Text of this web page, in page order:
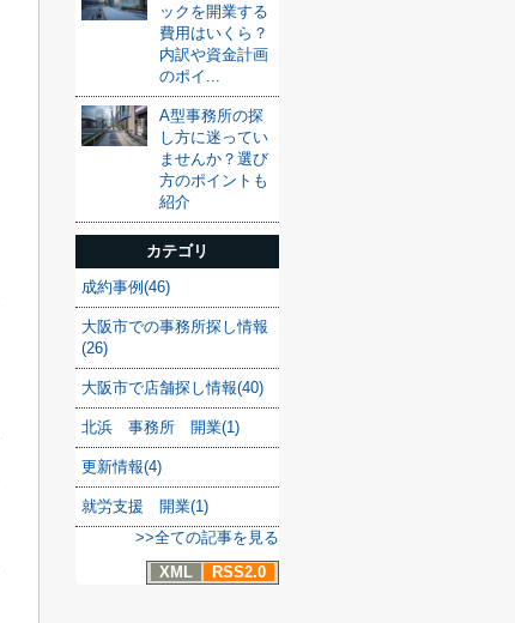
ックを開業する
費用はいくら？
内訳や資金計画
のポイ...
A型事務所の探
し方に迷ってい
ませんか？選び
方のポイントも
紹介
カテゴリ
成約事例(46)
大阪市での事務所探し情報
(26)
大阪市で店舗探し情報(40)
北浜 事務所 開業(1)
更新情報(4)
就労支援 開業(1)
>>全ての記事を見る
XML
RSS2.0